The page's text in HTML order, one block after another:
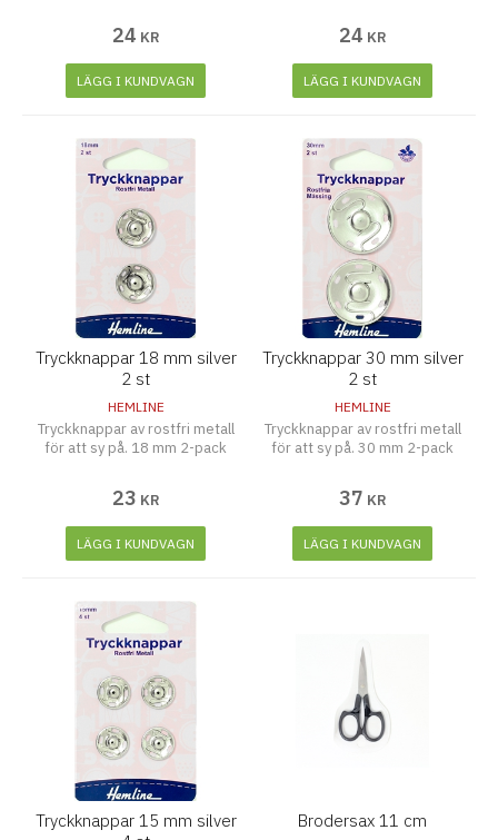
24 KR
LÄGG I KUNDVAGN
24 KR
LÄGG I KUNDVAGN
Tryckknappar 18 mm silver
2 st
HEMLINE
Tryckknappar av rostfri metall
för att sy på. 18 mm 2-pack
23 KR
LÄGG I KUNDVAGN
Tryckknappar 30 mm silver
2 st
HEMLINE
Tryckknappar av rostfri metall
för att sy på. 30 mm 2-pack
37 KR
LÄGG I KUNDVAGN
Tryckknappar 15 mm silver
Brodersax 11 cm